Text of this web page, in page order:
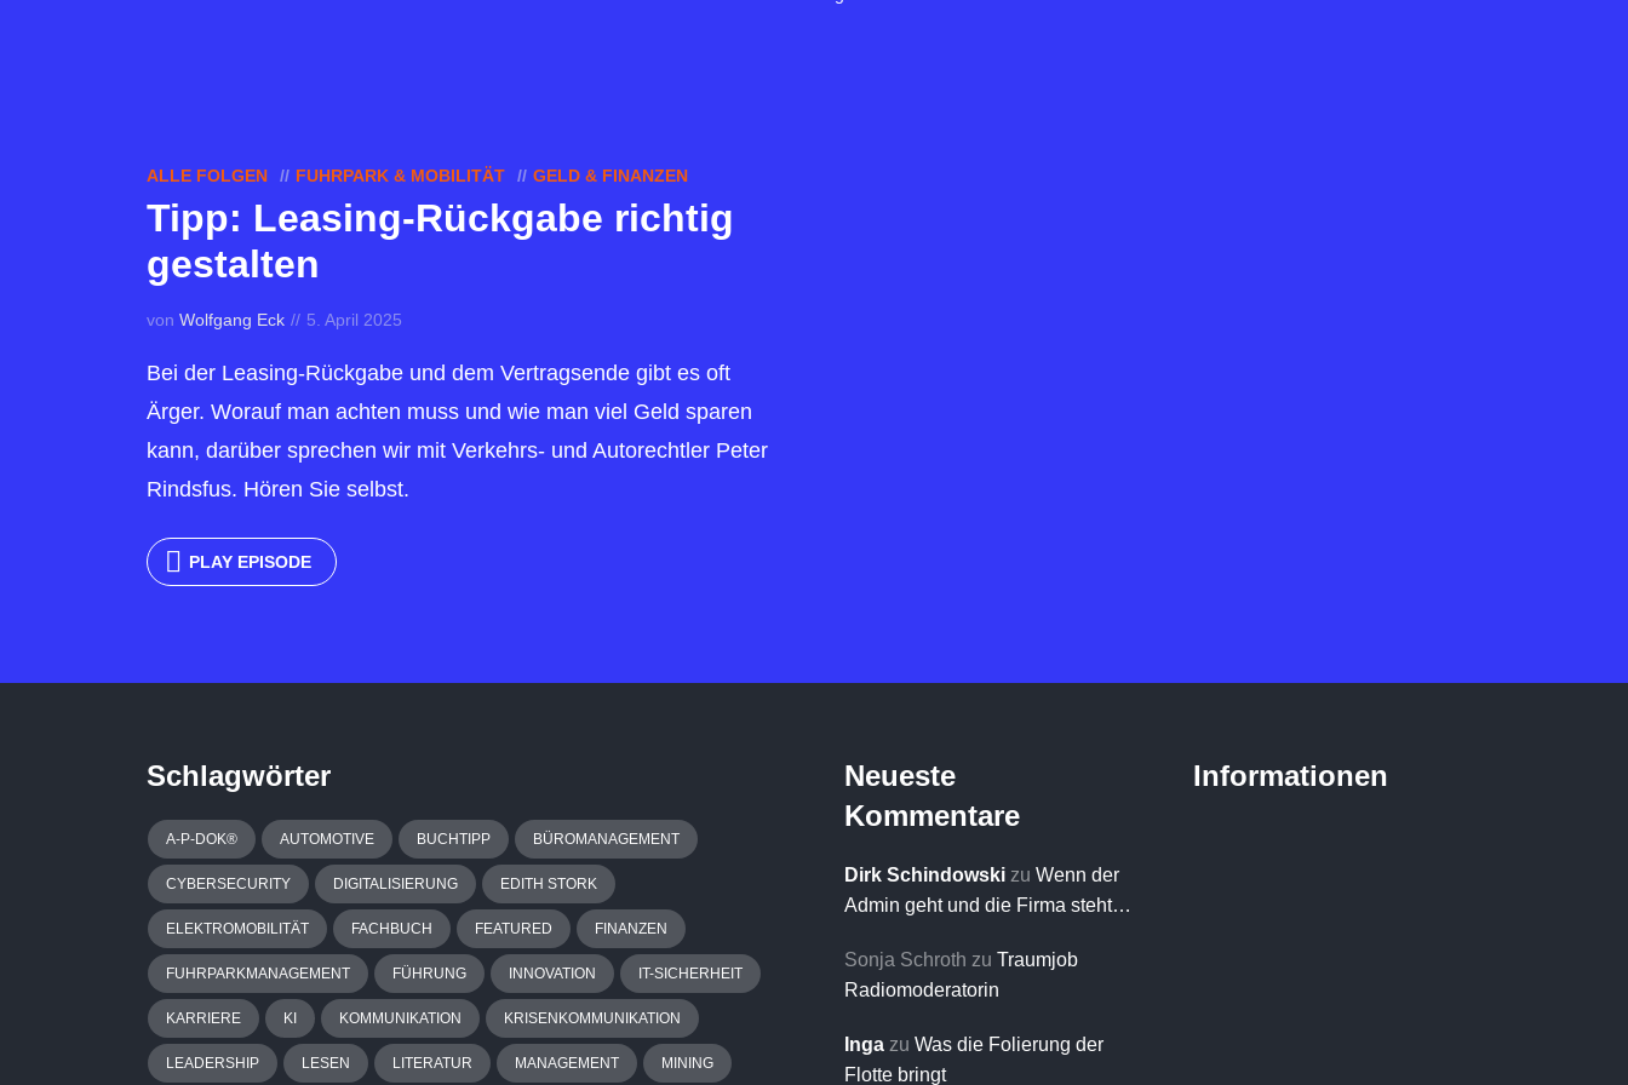
ALLE FOLGEN FUHRPARK & MOBILITÄT GELD & FINANZEN
Tipp: Leasing-Rückgabe richtig
gestalten
von Wolfgang Eck 5. April 2025
Bei der Leasing-Rückgabe und dem Vertragsende gibt es oft
Ärger. Worauf man achten muss und wie man viel Geld sparen
kann, darüber sprechen wir mit Verkehrs- und Autorechtler Peter
Rindsfus. Hören Sie selbst.
PLAY EPISODE
Schlagwörter
A-P-DOK® AUTOMOTIVE BUCHTIPP BÜROMANAGEMENT
CYBERSECURITY DIGITALISIERUNG EDITH STORK
ELEKTROMOBILITÄT FACHBUCH FEATURED FINANZEN
FUHRPARKMANAGEMENT FÜHRUNG INNOVATION IT-SICHERHEIT
KARRIERE KI KOMMUNIKATION KRISENKOMMUNIKATION
LEADERSHIP LESEN LITERATUR MANAGEMENT MINING
Neueste
Kommentare
Dirk Schindowski zu Wenn der
Admin geht und die Firma steht…
Sonja Schroth zu Traumjob
Radiomoderatorin
Inga zu Was die Folierung der
Flotte bringt
Informationen